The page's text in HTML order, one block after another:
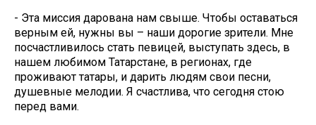
- Эта миссия дарована нам свыше. Чтобы оставаться
верным ей, нужны вы – наши дорогие зрители. Мне
посчастливилось стать певицей, выступать здесь, в
нашем любимом Татарстане, в регионах, где
проживают татары, и дарить людям свои песни,
душевные мелодии. Я счастлива, что сегодня стою
перед вами.